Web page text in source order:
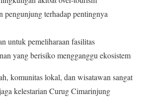
pengunjung terhadap pentingnya
untuk pemeliharaan fasilitas
yang berisiko mengganggu ekosistem
komunitas lokal, dan wisatawan sangat
kelestarian Curug Cimarinjung